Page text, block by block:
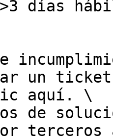
días
un ticket
aquí. \
de
terceros